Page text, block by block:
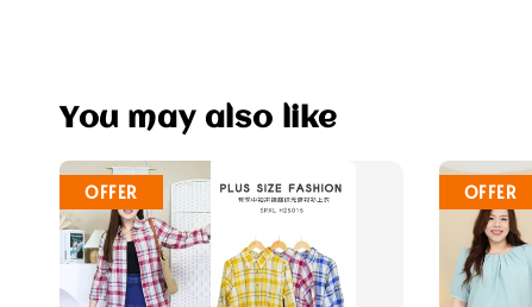
You may also like
OFFER OFFER